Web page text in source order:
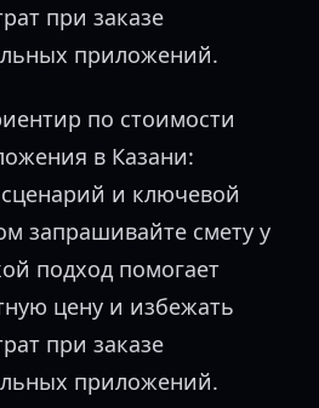
при заказе
приложений.
по стоимости
в Казани:
и ключевой
запрашивайте смету у
подход помогает
цену и избежать
при заказе
приложений.